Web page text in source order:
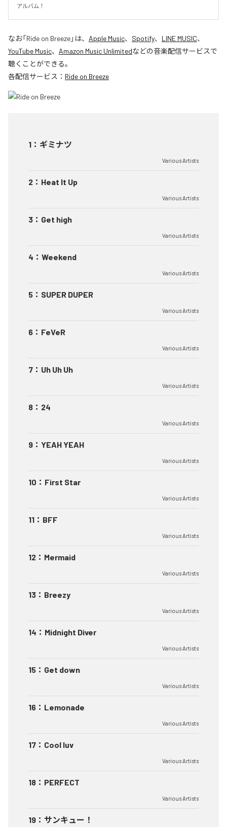
アルバム！
なお「Ride on Breeze」は、 Apple Music、 Spotify、 LINE MUSIC、
YouTube Music、 Amazon Music Unlimitedなどの音楽配信サービスで
聴くことができる。
各配信サービス： Ride on Breeze
1 ： ギミナツ
Various Artists
2 ： Heat It Up
Various Artists
3 ： Get high
Various Artists
4 ： Weekend
Various Artists
5 ： SUPER DUPER
Various Artists
6 ： FeVeR
Various Artists
7 ： Uh Uh Uh
Various Artists
8 ： 24
Various Artists
9 ： YEAH YEAH
Various Artists
10 ： First Star
Various Artists
11 ： BFF
Various Artists
12 ： Mermaid
Various Artists
13 ： Breezy
Various Artists
14 ： Midnight Diver
Various Artists
15 ： Get down
Various Artists
16 ： Lemonade
Various Artists
17 ： Cool luv
Various Artists
18 ： PERFECT
Various Artists
19 ： サンキュー！